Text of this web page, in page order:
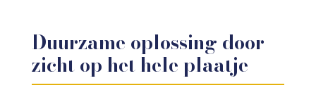
Duurzame oplossing door
zicht op het hele plaatje